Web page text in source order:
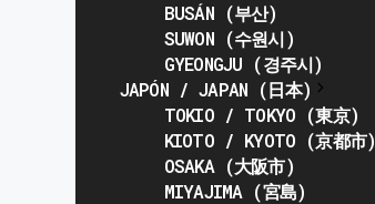
BUSÁN (부산)
SUWON (수원시)
GYEONGJU (경주시)
JAPÓN / JAPAN (日本)
TOKIO / TOKYO (東京)
KIOTO / KYOTO (京都市)
OSAKA (大阪市)
MIYAJIMA (宮島)